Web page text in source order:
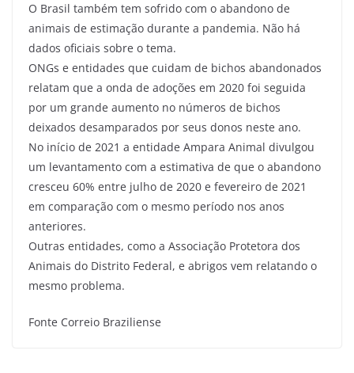
O Brasil também tem sofrido com o abandono de
animais de estimação durante a pandemia. Não há
dados oficiais sobre o tema.
ONGs e entidades que cuidam de bichos abandonados
relatam que a onda de adoções em 2020 foi seguida
por um grande aumento no números de bichos
deixados desamparados por seus donos neste ano.
No início de 2021 a entidade Ampara Animal divulgou
um levantamento com a estimativa de que o abandono
cresceu 60% entre julho de 2020 e fevereiro de 2021
em comparação com o mesmo período nos anos
anteriores.
Outras entidades, como a Associação Protetora dos
Animais do Distrito Federal, e abrigos vem relatando o
mesmo problema.
Fonte Correio Braziliense